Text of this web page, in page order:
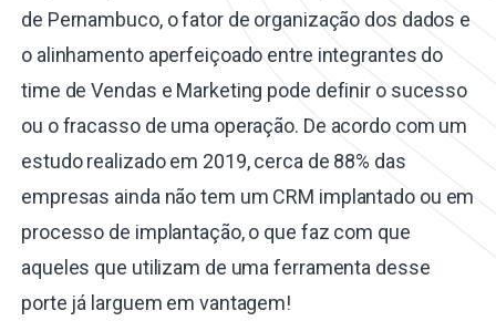
de Pernambuco, o fator de organização dos dados e
o alinhamento aperfeiçoado entre integrantes do
time de Vendas e Marketing pode definir o sucesso
ou o fracasso de uma operação. De acordo com um
estudo realizado em 2019, cerca de 88% das
empresas ainda não tem um CRM implantado ou em
processo de implantação, o que faz com que
aqueles que utilizam de uma ferramenta desse
porte já larguem em vantagem!